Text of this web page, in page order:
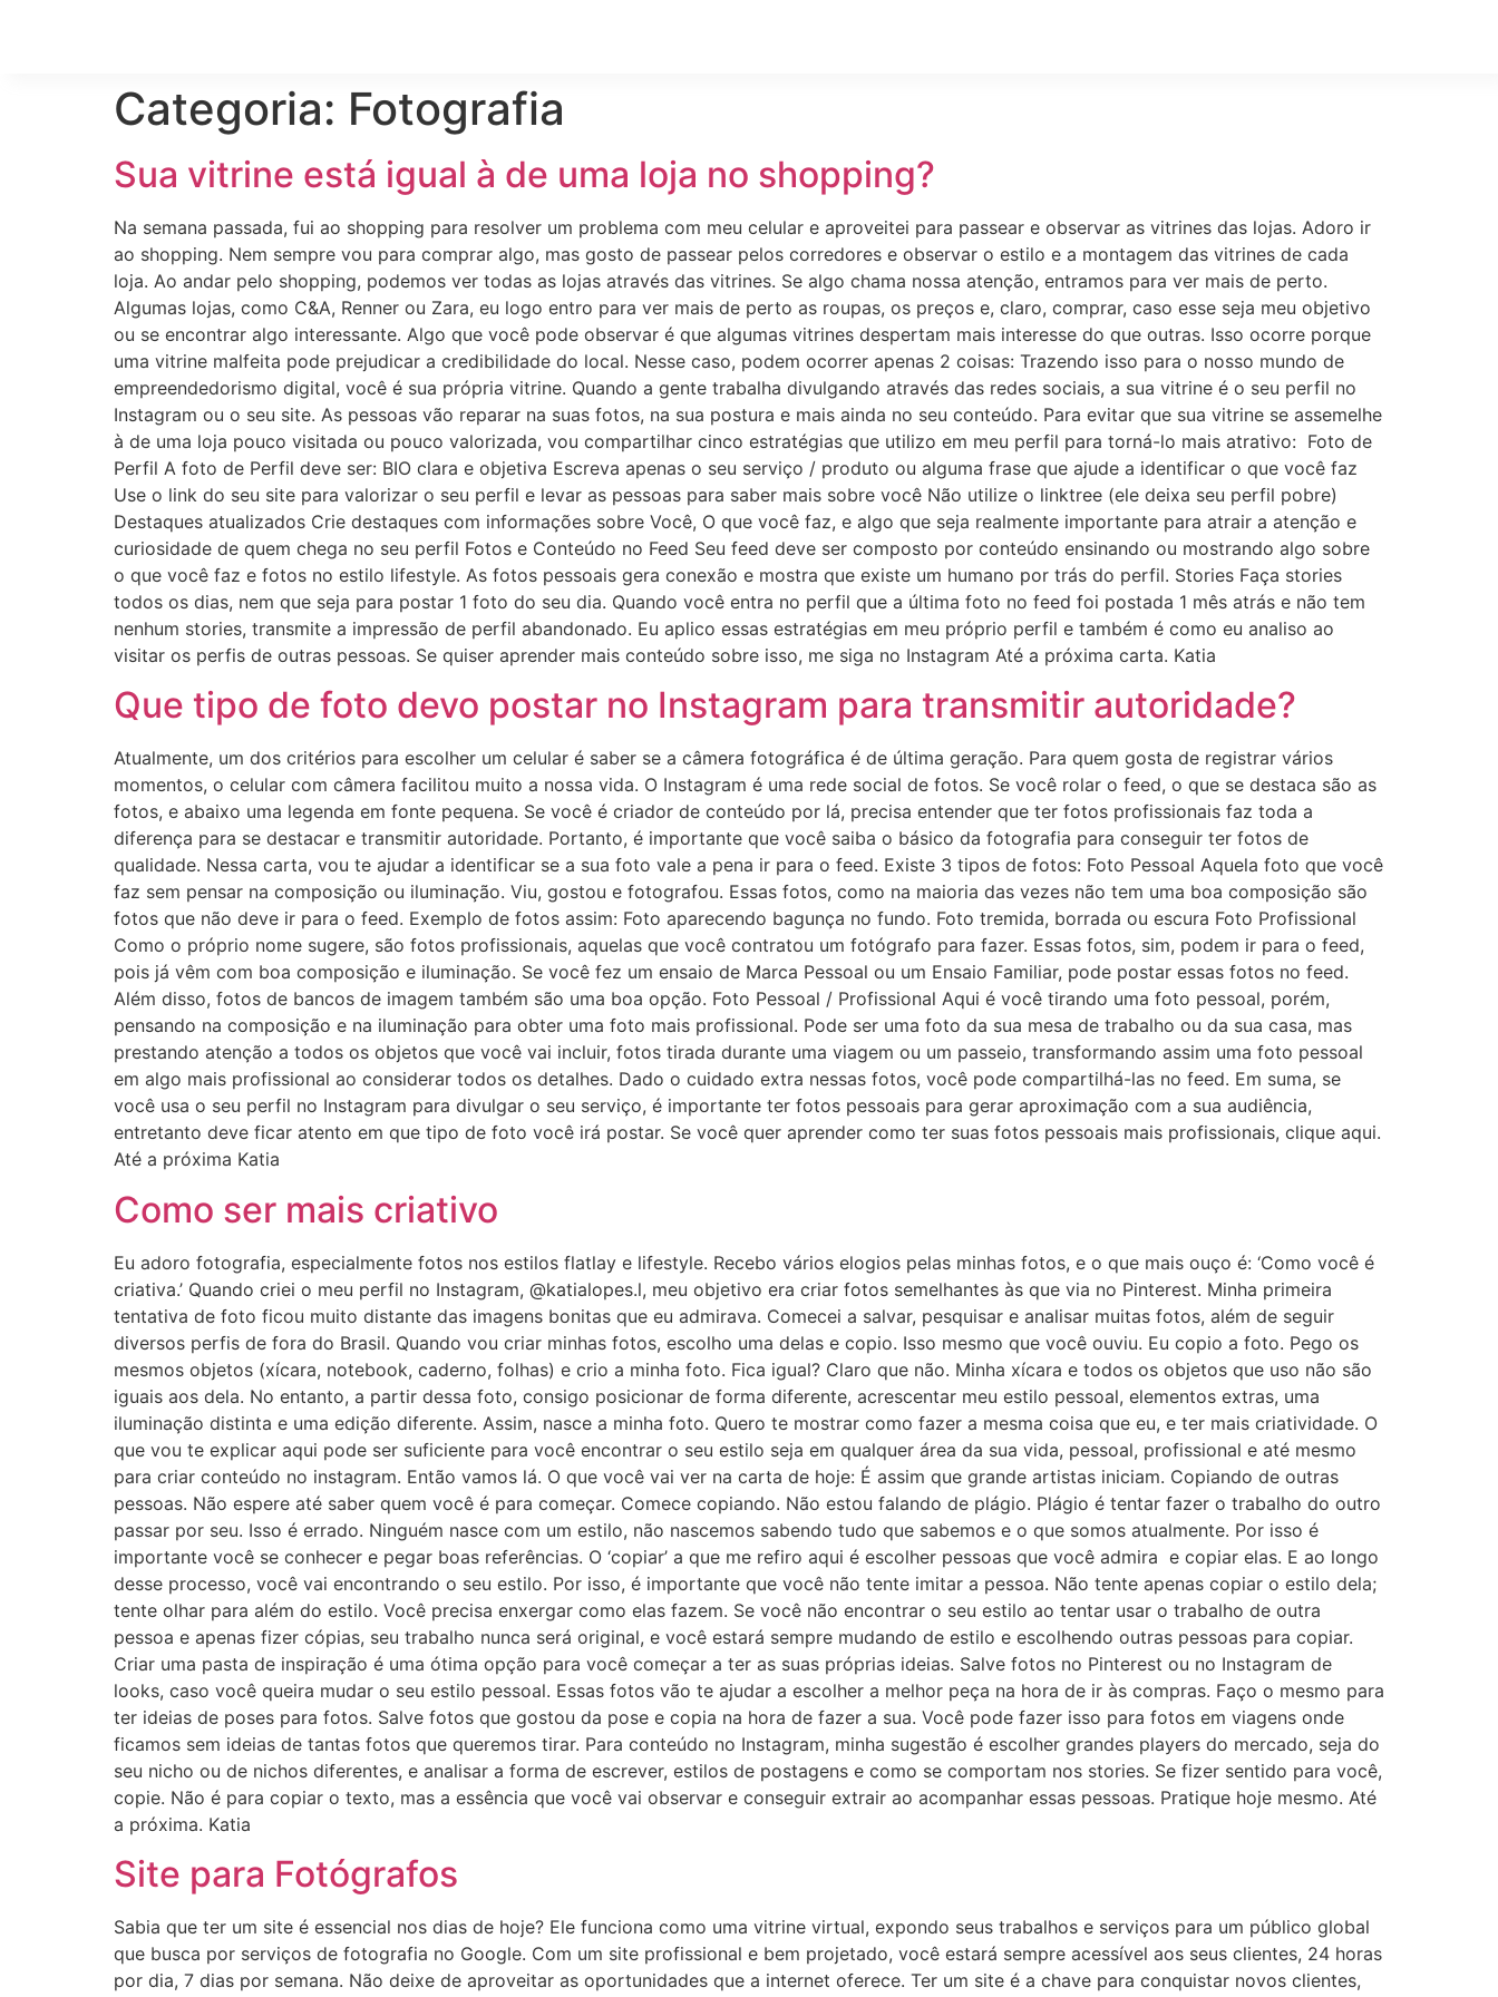
Categoria: Fotografia
Sua vitrine está igual à de uma loja no shopping?
Na semana passada, fui ao shopping para resolver um problema com meu celular e aproveitei para passear e observar as vitrines das lojas. Adoro ir
ao shopping. Nem sempre vou para comprar algo, mas gosto de passear pelos corredores e observar o estilo e a montagem das vitrines de cada
loja. Ao andar pelo shopping, podemos ver todas as lojas através das vitrines. Se algo chama nossa atenção, entramos para ver mais de perto.
Algumas lojas, como C&A, Renner ou Zara, eu logo entro para ver mais de perto as roupas, os preços e, claro, comprar, caso esse seja meu objetivo
ou se encontrar algo interessante. Algo que você pode observar é que algumas vitrines despertam mais interesse do que outras. Isso ocorre porque
uma vitrine malfeita pode prejudicar a credibilidade do local. Nesse caso, podem ocorrer apenas 2 coisas: Trazendo isso para o nosso mundo de
empreendedorismo digital, você é sua própria vitrine. Quando a gente trabalha divulgando através das redes sociais, a sua vitrine é o seu perfil no
Instagram ou o seu site. As pessoas vão reparar na suas fotos, na sua postura e mais ainda no seu conteúdo. Para evitar que sua vitrine se assemelhe
à de uma loja pouco visitada ou pouco valorizada, vou compartilhar cinco estratégias que utilizo em meu perfil para torná-lo mais atrativo: ​ Foto de
Perfil A foto de Perfil deve ser: BIO clara e objetiva Escreva apenas o seu serviço / produto ou alguma frase que ajude a identificar o que você faz
Use o link do seu site para valorizar o seu perfil e levar as pessoas para saber mais sobre você Não utilize o linktree (ele deixa seu perfil pobre)
Destaques atualizados Crie destaques com informações sobre Você, O que você faz, e algo que seja realmente importante para atrair a atenção e
curiosidade de quem chega no seu perfil Fotos e Conteúdo no Feed Seu feed deve ser composto por conteúdo ensinando ou mostrando algo sobre
o que você faz e fotos no estilo lifestyle. As fotos pessoais gera conexão e mostra que existe um humano por trás do perfil. Stories Faça stories
todos os dias, nem que seja para postar 1 foto do seu dia. Quando você entra no perfil que a última foto no feed foi postada 1 mês atrás e não tem
nenhum stories, transmite a impressão de perfil abandonado. Eu aplico essas estratégias em meu próprio perfil e também é como eu analiso ao
visitar os perfis de outras pessoas. Se quiser aprender mais conteúdo sobre isso, me siga no Instagram ​Até a próxima carta. Katia
Que tipo de foto devo postar no Instagram para transmitir autoridade?
Atualmente, um dos critérios para escolher um celular é saber se a câmera fotográfica é de última geração. Para quem gosta de registrar vários
momentos, o celular com câmera facilitou muito a nossa vida. O Instagram é uma rede social de fotos. Se você rolar o feed, o que se destaca são as
fotos, e abaixo uma legenda em fonte pequena. Se você é criador de conteúdo por lá, precisa entender que ter fotos profissionais faz toda a
diferença para se destacar e transmitir autoridade. Portanto, é importante que você saiba o básico da fotografia para conseguir ter fotos de
qualidade. Nessa carta, vou te ajudar a identificar se a sua foto vale a pena ir para o feed. Existe 3 tipos de fotos: Foto Pessoal Aquela foto que você
faz sem pensar na composição ou iluminação. Viu, gostou e fotografou. Essas fotos, como na maioria das vezes não tem uma boa composição são
fotos que não deve ir para o feed. Exemplo de fotos assim: Foto aparecendo bagunça no fundo. Foto tremida, borrada ou escura Foto Profissional
Como o próprio nome sugere, são fotos profissionais, aquelas que você contratou um fotógrafo para fazer. Essas fotos, sim, podem ir para o feed,
pois já vêm com boa composição e iluminação. Se você fez um ensaio de Marca Pessoal ou um Ensaio Familiar, pode postar essas fotos no feed.
Além disso, fotos de bancos de imagem também são uma boa opção. Foto Pessoal / Profissional Aqui é você tirando uma foto pessoal, porém,
pensando na composição e na iluminação para obter uma foto mais profissional. Pode ser uma foto da sua mesa de trabalho ou da sua casa, mas
prestando atenção a todos os objetos que você vai incluir, fotos tirada durante uma viagem ou um passeio, transformando assim uma foto pessoal
em algo mais profissional ao considerar todos os detalhes. Dado o cuidado extra nessas fotos, você pode compartilhá-las no feed. Em suma, se
você usa o seu perfil no Instagram para divulgar o seu serviço, é importante ter fotos pessoais para gerar aproximação com a sua audiência,
entretanto deve ficar atento em que tipo de foto você irá postar. Se você quer aprender como ter suas fotos pessoais mais profissionais, clique aqui.
Até a próxima Katia
Como ser mais criativo
Eu adoro fotografia, especialmente fotos nos estilos flatlay e lifestyle. Recebo vários elogios pelas minhas fotos, e o que mais ouço é: ‘Como você é
criativa.’ Quando criei o meu perfil no Instagram, @katialopes.l, meu objetivo era criar fotos semelhantes às que via no Pinterest. Minha primeira
tentativa de foto ficou muito distante das imagens bonitas que eu admirava. Comecei a salvar, pesquisar e analisar muitas fotos, além de seguir
diversos perfis de fora do Brasil. Quando vou criar minhas fotos, escolho uma delas e copio. Isso mesmo que você ouviu. Eu copio a foto. Pego os
mesmos objetos (xícara, notebook, caderno, folhas) e crio a minha foto. Fica igual? Claro que não. Minha xícara e todos os objetos que uso não são
iguais aos dela. No entanto, a partir dessa foto, consigo posicionar de forma diferente, acrescentar meu estilo pessoal, elementos extras, uma
iluminação distinta e uma edição diferente. Assim, nasce a minha foto. Quero te mostrar como fazer a mesma coisa que eu, e ter mais criatividade. O
que vou te explicar aqui pode ser suficiente para você encontrar o seu estilo seja em qualquer área da sua vida, pessoal, profissional e até mesmo
para criar conteúdo no instagram. Então vamos lá. O que você vai ver na carta de hoje: É assim que grande artistas iniciam. Copiando de outras
pessoas. Não espere até saber quem você é para começar. Comece copiando. Não estou falando de plágio. Plágio é tentar fazer o trabalho do outro
passar por seu. Isso é errado. Ninguém nasce com um estilo, não nascemos sabendo tudo que sabemos e o que somos atualmente. Por isso é
importante você se conhecer e pegar boas referências. O ‘copiar’ a que me refiro aqui é escolher pessoas que você admira e copiar elas. E ao longo
desse processo, você vai encontrando o seu estilo. Por isso, é importante que você não tente imitar a pessoa. Não tente apenas copiar o estilo dela;
tente olhar para além do estilo. Você precisa enxergar como elas fazem. Se você não encontrar o seu estilo ao tentar usar o trabalho de outra
pessoa e apenas fizer cópias, seu trabalho nunca será original, e você estará sempre mudando de estilo e escolhendo outras pessoas para copiar.
Criar uma pasta de inspiração é uma ótima opção para você começar a ter as suas próprias ideias. Salve fotos no Pinterest ou no Instagram de
looks, caso você queira mudar o seu estilo pessoal. Essas fotos vão te ajudar a escolher a melhor peça na hora de ir às compras. Faço o mesmo para
ter ideias de poses para fotos. Salve fotos que gostou da pose e copia na hora de fazer a sua. Você pode fazer isso para fotos em viagens onde
ficamos sem ideias de tantas fotos que queremos tirar. Para conteúdo no Instagram, minha sugestão é escolher grandes players do mercado, seja do
seu nicho ou de nichos diferentes, e analisar a forma de escrever, estilos de postagens e como se comportam nos stories. Se fizer sentido para você,
copie. Não é para copiar o texto, mas a essência que você vai observar e conseguir extrair ao acompanhar essas pessoas. Pratique hoje mesmo. Até
a próxima. Katia
Site para Fotógrafos
Sabia que ter um site é essencial nos dias de hoje? Ele funciona como uma vitrine virtual, expondo seus trabalhos e serviços para um público global
que busca por serviços de fotografia no Google. Com um site profissional e bem projetado, você estará sempre acessível aos seus clientes, 24 horas
por dia, 7 dias por semana. Não deixe de aproveitar as oportunidades que a internet oferece. Ter um site é a chave para conquistar novos clientes,